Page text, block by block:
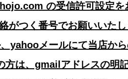
の受信許可設定を
がつく番号でお願いいたし
yahooメールにて当店か
は、gmailアドレスの明